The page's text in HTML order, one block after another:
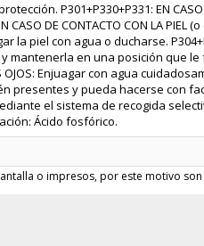
P301+P330+P331: EN CASO
DE CONTACTO CON LA PIEL
piel con agua o ducharse.
mantenerla en una posición que
OJOS: Enjuagar con agua
presentes y pueda hacerse con
el sistema de recogida
Ácido fosfórico.
o impresos, por este motivo